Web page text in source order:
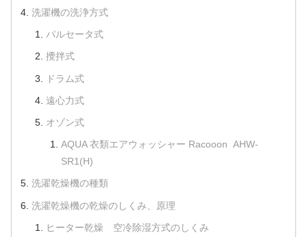
洗濯機の洗浄方式
パルセータ式
攪拌式
ドラム式
遠心力式
オゾン式
AQUA 衣類エアウォッシャー Racooon AHW-
SR1(H)
洗濯乾燥機の種類
洗濯乾燥機の乾燥のしくみ、原理
ヒーター乾燥 空冷除湿方式のしくみ